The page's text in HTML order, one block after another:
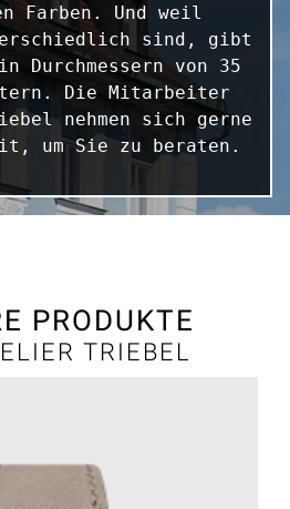
Farben. Und weil
sind, gibt
Durchmessern von 35
Die Mitarbeiter
nehmen sich gerne
um Sie zu beraten.
PRODUKTE
TRIEBEL